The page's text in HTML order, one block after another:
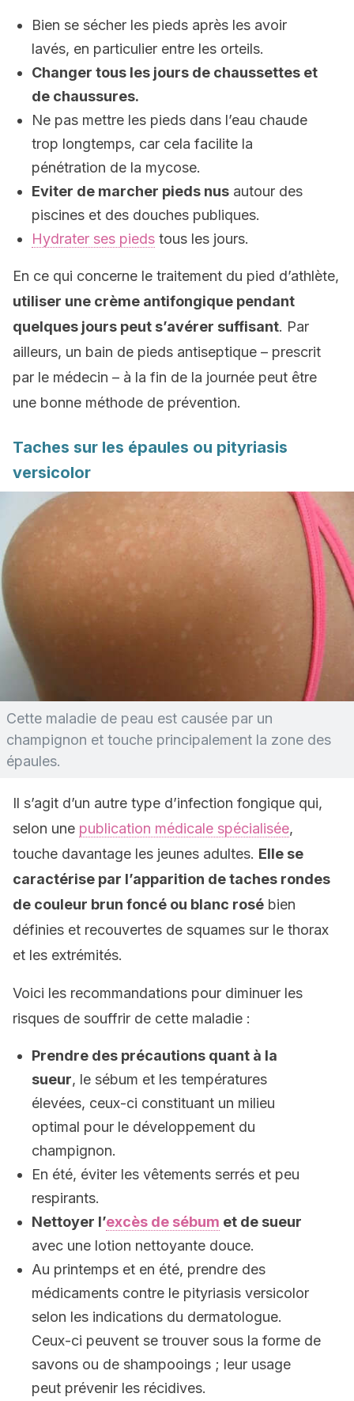
Bien se sécher les pieds après les avoir
lavés, en particulier entre les orteils.
Changer tous les jours de chaussettes et
de chaussures.
Ne pas mettre les pieds dans l’eau chaude
trop longtemps, car cela facilite la
pénétration de la mycose.
Eviter de marcher pieds nus autour des
piscines et des douches publiques.
Hydrater ses pieds tous les jours.
En ce qui concerne le traitement du pied d’athlète,
utiliser une crème antifongique pendant
quelques jours peut s’avérer suffisant. Par
ailleurs, un bain de pieds antiseptique – prescrit
par le médecin – à la fin de la journée peut être
une bonne méthode de prévention.
Taches sur les épaules ou pityriasis
versicolor
Cette maladie de peau est causée par un
champignon et touche principalement la zone des
épaules.
Il s’agit d’un autre type d’infection fongique qui,
selon une publication médicale spécialisée,
touche davantage les jeunes adultes. Elle se
caractérise par l’apparition de taches rondes
de couleur brun foncé ou blanc rosé bien
définies et recouvertes de squames sur le thorax
et les extrémités.
Voici les recommandations pour diminuer les
risques de souffrir de cette maladie :
Prendre des précautions quant à la
sueur, le sébum et les températures
élevées, ceux-ci constituant un milieu
optimal pour le développement du
champignon.
En été, éviter les vêtements serrés et peu
respirants.
Nettoyer l’excès de sébum et de sueur
avec une lotion nettoyante douce.
Au printemps et en été, prendre des
médicaments contre le pityriasis versicolor
selon les indications du dermatologue.
Ceux-ci peuvent se trouver sous la forme de
savons ou de shampooings ; leur usage
peut prévenir les récidives.